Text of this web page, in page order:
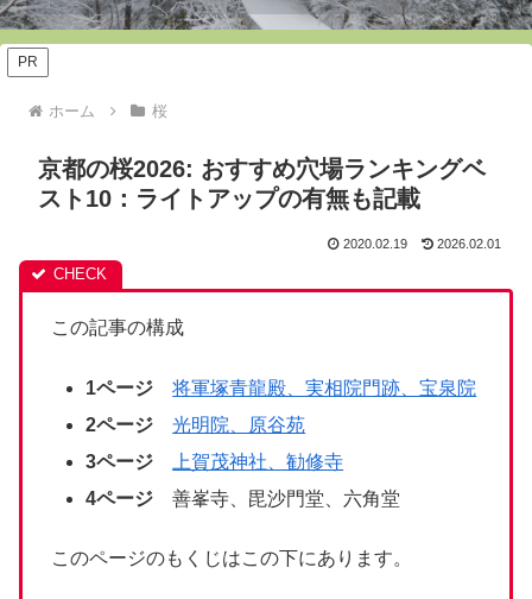
PR
ホーム 桜
京都の桜2026: おすすめ穴場ランキングベ
スト10：ライトアップの有無も記載
2020.02.19 2026.02.01
この記事の構成
1ページ
将軍塚青龍殿、実相院門跡、宝泉院
2ページ
光明院、原谷苑
3ページ
上賀茂神社、勧修寺
4ページ 善峯寺、毘沙門堂、六角堂
このページのもくじはこの下にあります。